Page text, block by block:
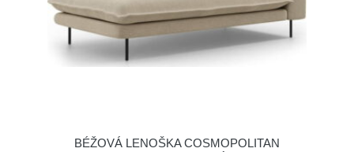
BÉŽOVÁ LENOŠKA COSMOPOLITAN